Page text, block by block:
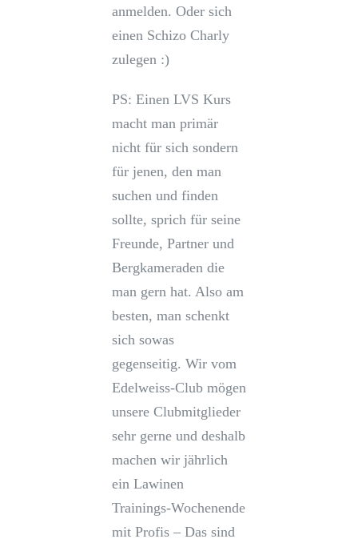
anmelden. Oder sich
einen Schizo Charly
zulegen :)
PS: Einen LVS Kurs
macht man primär
nicht für sich sondern
für jenen, den man
suchen und finden
sollte, sprich für seine
Freunde, Partner und
Bergkameraden die
man gern hat. Also am
besten, man schenkt
sich sowas
gegenseitig. Wir vom
Edelweiss-Club mögen
unsere Clubmitglieder
sehr gerne und deshalb
machen wir jährlich
ein Lawinen
Trainings-Wochenende
mit Profis – Das sind